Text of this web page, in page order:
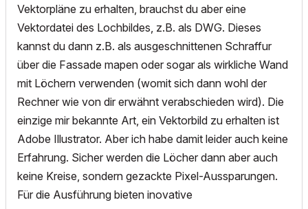
Vektorpläne zu erhalten, brauchst du aber eine
Vektordatei des Lochbildes, z.B. als DWG. Dieses
kannst du dann z.B. als ausgeschnittenen Schraffur
über die Fassade mapen oder sogar als wirkliche Wand
mit Löchern verwenden (womit sich dann wohl der
Rechner wie von dir erwähnt verabschieden wird). Die
einzige mir bekannte Art, ein Vektorbild zu erhalten ist
Adobe Illustrator. Aber ich habe damit leider auch keine
Erfahrung. Sicher werden die Löcher dann aber auch
keine Kreise, sondern gezackte Pixel-Aussparungen.
Für die Ausführung bieten inovative